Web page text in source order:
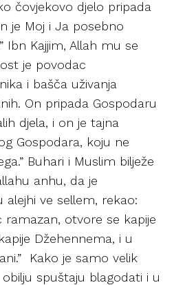
čovjekovo djelo pripada
je Moj i Ja posebno
Ibn Kajjim, Allah mu se
je povodac
i bašča uživanja
On pripada Gospodaru
djela, i on je tajna
Gospodara, koju ne
Buhari i Muslim bilježe
anhu, da je
alejhi ve sellem, rekao:
ramazan, otvore se kapije
Džehennema, i u
Kako je samo velik
spuštaju blagodati i u